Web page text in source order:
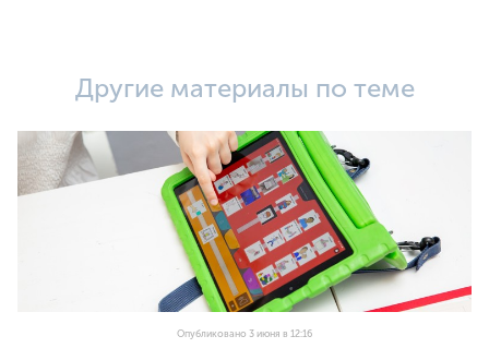
Другие материалы по теме
Опубликовано 3 июня в 12:16